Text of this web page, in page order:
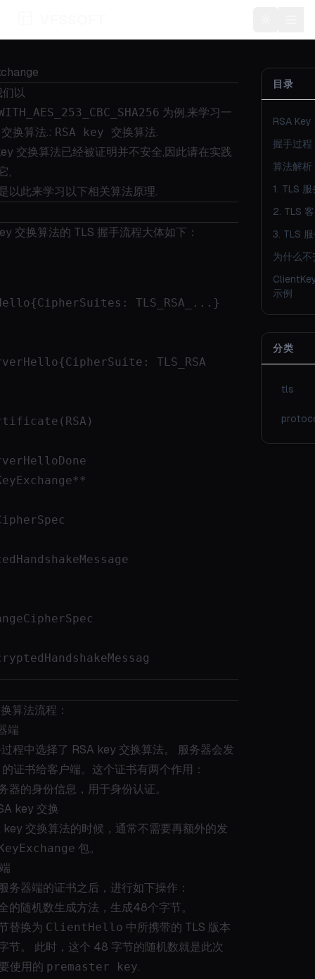
们以
为例,来学习一
换算法.: RSA key 交换算法.
交换算法已经被证明并不安全,因此请在实践
,
以此来学习以下相关算法原理.
交换算法的 TLS 握手流程大体如下：
TLS_RSA_...}
TLS_RSA
算法流程：
端
程中选择了 RSA key 交换算法。 服务器会发
的证书给客户端。这个证书有两个作用：
器的身份信息，用于身份认证。
key 交换
key 交换算法的时候，通常不需要再额外的发
包。
务器端的证书之后，进行如下操作：
的随机数生成方法，生成48个字节。
替换为 ClientHello 中所携带的 TLS 版本
节。 此时，这个 48 字节的随机数就是此次
使用的 premaster key.
目录
RSA
握手过程
算法解析
1. TLS
2. TLS
3. TLS
为什么
示例
分类
tls